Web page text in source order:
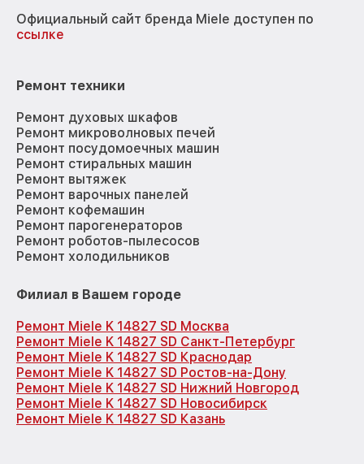
Официальный сайт бренда Miele доступен по
ссылке
Ремонт техники
Ремонт духовых шкафов
Ремонт микроволновых печей
Ремонт посудомоечных машин
Ремонт стиральных машин
Ремонт вытяжек
Ремонт варочных панелей
Ремонт кофемашин
Ремонт парогенераторов
Ремонт роботов-пылесосов
Ремонт холодильников
Филиал в Вашем городе
Ремонт Miele K 14827 SD Москва
Ремонт Miele K 14827 SD Санкт-Петербург
Ремонт Miele K 14827 SD Краснодар
Ремонт Miele K 14827 SD Ростов-на-Дону
Ремонт Miele K 14827 SD Нижний Новгород
Ремонт Miele K 14827 SD Новосибирск
Ремонт Miele K 14827 SD Казань